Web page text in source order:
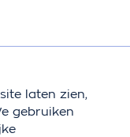
Dienstverlening
laten zien,
gebruiken